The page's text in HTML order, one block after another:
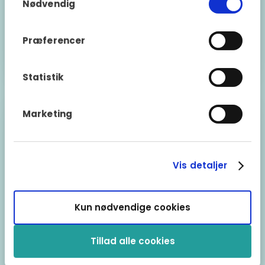
Nødvendig
Præferencer
Statistik
Marketing
Vis detaljer
Tillad alle cookies
Kun nødvendige cookies